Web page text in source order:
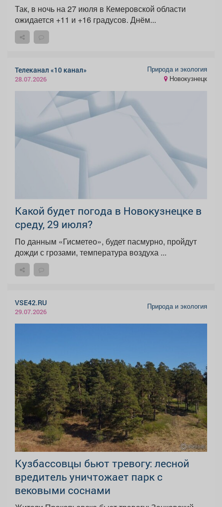
Так, в ночь на 27 июля в Кемеровской области
ожидается +11 и +16 градусов. Днём...
Телеканал «10 канал»
28.07.2026
Природа и экология
Новокузнецк
Какой будет погода в Новокузнецке в
среду, 29 июля?
По данным «Гисметео», будет пасмурно, пройдут
дожди с грозами, температура воздуха ...
VSE42.RU
29.07.2026
Природа и экология
Кузбассовцы бьют тревогу: лесной
вредитель уничтожает парк с
вековыми соснами